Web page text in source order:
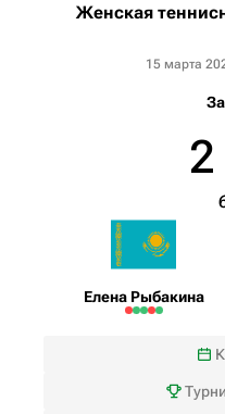
Женская
15 марта
Елена Рыбакина
2